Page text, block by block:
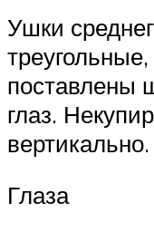
Ушки
поставлены
глаз.
вертикально.
Глаза